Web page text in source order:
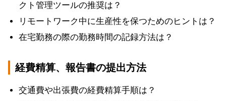
クト管理ツールの推奨は？
リモートワーク中に生産性を保つためのヒントは？
在宅勤務の際の勤務時間の記録方法は？
経費精算、報告書の提出方法
交通費や出張費の経費精算手順は？